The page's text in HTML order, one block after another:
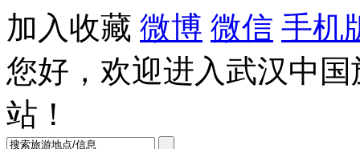
加入收藏 微博 微信 手机
您好，欢迎进入武汉中
站！